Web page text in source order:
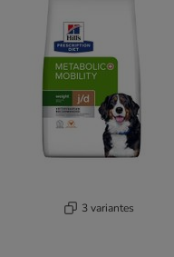
3 variantes